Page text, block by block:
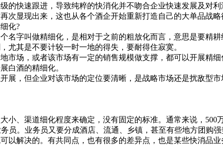
的快速跟进，导致纯粹的快消化并不吻合企业快速发展及对
次显现出来，这也从各个酒企开始重新打造自己的大单品战
化?
字叫做精细化，是相对于之前的粗放化而言，意思是要精
尤其是不要计较一时一地的得失，要耐得住寂寞。
场，或者该市场有一定的销售规模做支撑，都可以开展精细
白酒的精细化。
，但企业对该市场的定位要清晰，是战略市场还是扰敌型市
、渠道细化程度来确定，没有固定的标准。通常来说，500
员。业务员又要分成酒店、流通、乡镇，甚至有些地方团
以解决的。有共同点，也有很多的差异点，也是某些快消品